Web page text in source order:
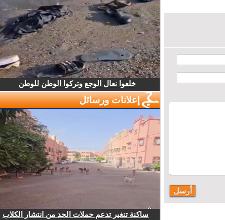
خلعوا نعال الوجع وتركوا الوطن للوطن
إعلانات ورسائل
ساكنة تنغير تدعم حملات الحد من انتشار الكلاب